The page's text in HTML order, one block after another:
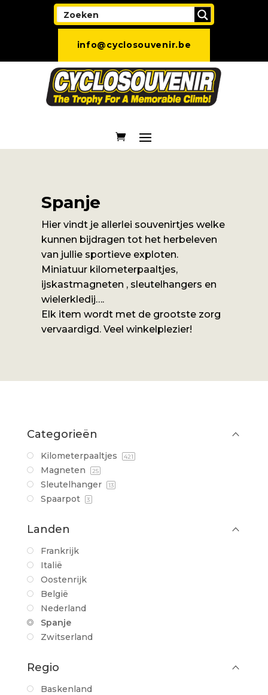
info@cyclosouvenir.be
Spanje
Hier vindt je allerlei souvenirtjes welke
kunnen bijdragen tot het herbeleven
van jullie sportieve exploten.
Miniatuur kilometerpaaltjes,
ijskastmagneten , sleutelhangers en
wielerkledij….
Elk item wordt met de grootste zorg
vervaardigd. Veel winkelplezier!
Categorieën
Kilometerpaaltjes 421
Magneten 25
Sleutelhanger 13
Spaarpot 3
Landen
Frankrijk
Italië
Oostenrijk
België
Nederland
Spanje
Zwitserland
Regio
Baskenland